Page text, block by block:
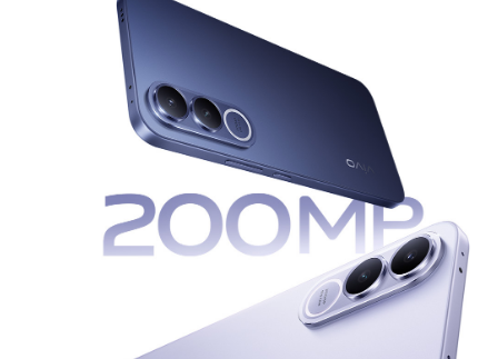
Morocco | Veuillez sélectionner le pays/la région